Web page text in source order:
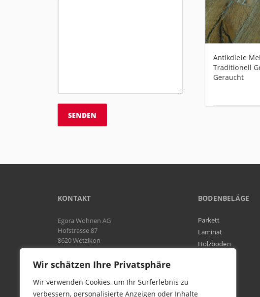
Wir schätzen Ihre Privatsphäre
Wir verwenden Cookies, um Ihr Surferlebnis zu
verbessern, personalisierte Anzeigen oder Inhalte
Antikdiele
Traditionell
Geraucht
KONTAKT
Egora Wohnen AG
Hofstrasse 87
8620 Wetzikon
Natel:
076 566 38 92
Tel:044 954 25 61
Mail:info@egora-bodenbelaege.ch
BODENBELÄGE
Parkett
Laminat
Holzboden